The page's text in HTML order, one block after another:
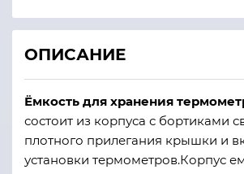
ОПИСАНИЕ
Ёмкость для хранения
состоит из корпуса с бортиками
плотного прилегания крышки и
установки термометров.Корпус